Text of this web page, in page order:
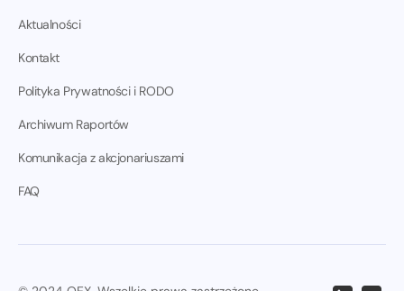
Aktualności
Kontakt
Polityka Prywatności i RODO
Archiwum Raportów
Komunikacja z akcjonariuszami
FAQ